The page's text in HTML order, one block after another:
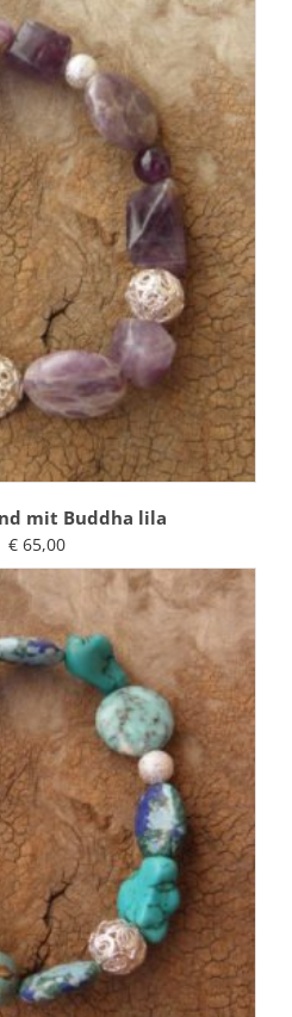
mit Buddha lila
€65,00